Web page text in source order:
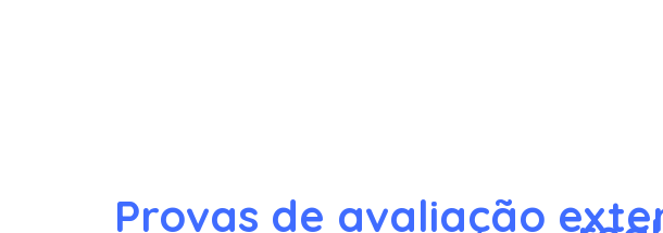
Provas de avaliação